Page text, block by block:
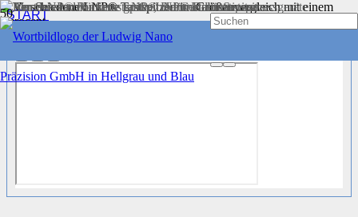
START
TASTSPITZEN